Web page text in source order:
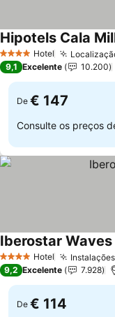
4 EstrelasHotel
Hipotels Cala
9,1 Excelente 10.200
De € 147
Consulte os preços
4 EstrelasHotel
Iberostar
9,2 Excelente 7.928
De € 114